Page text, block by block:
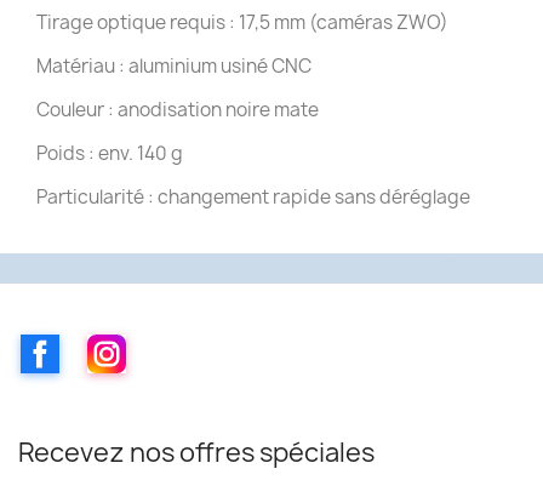
Tirage optique requis : 17,5 mm (caméras ZWO)
Matériau : aluminium usiné CNC
Couleur : anodisation noire mate
Poids : env. 140 g
Particularité : changement rapide sans déréglage
FacebookInstagram
Recevez nos offres spéciales